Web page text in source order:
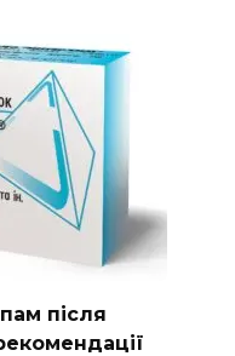
після